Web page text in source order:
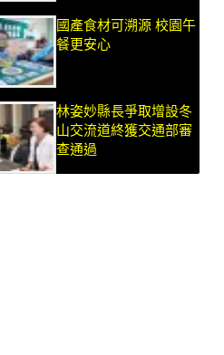
國產食材可溯源 校園午
餐更安心
林姿妙縣長爭取增設冬
山交流道終獲交通部審
查通過